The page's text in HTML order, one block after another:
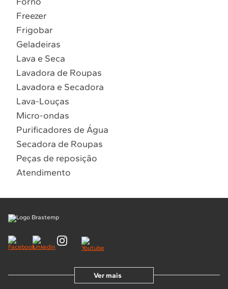
Localizar assistência técnica
Freezer
Frigobar
Geladeiras
Lava e Seca
Lavadora de Roupas
Lavadora e Secadora
Lava-Louças
Micro-ondas
Purificadores de Água
Secadora de Roupas
Peças de reposição
Atendimento
Ver mais